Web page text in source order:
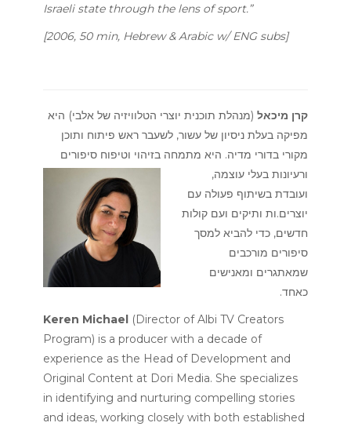
Israeli state through the lens of sport.”
[2006, 50 min, Hebrew & Arabic w/ ENG subs]
קרן מיכאל (מנהלת תוכנית יוצרי הטלוויזיה של אלבי) היא
מפיקה בעלת ניסיון של עשור, לשעבר ראש פיתוח ותוכן
מקורי בדורי מדיה. היא מתמחה בזיהוי וטיפוח סיפורים
ורעיונות בעלי עוצמה,
ועובדת בשיתוף פעולה עם
יוצרים.ות ותיקים ועם קולות
חדשים, כדי להביא למסך
סיפורים מורכבים
שמאתגרים ומאנישים
כאחד.
Keren Michael (Director of Albi TV Creators
Program) is a producer with a decade of
experience as the Head of Development and
Original Content at Dori Media. She specializes
in identifying and nurturing compelling stories
and ideas, working closely with both established